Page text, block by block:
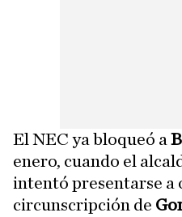
El NEC ya bloqueó a
enero, cuando el
intentó presentarse a
circunscripción de